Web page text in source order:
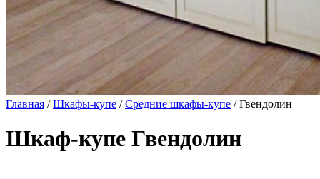
Главная /Шкафы-купе /Средние шкафы-купе / Гвендолин
Шкаф-купе Гвендолин